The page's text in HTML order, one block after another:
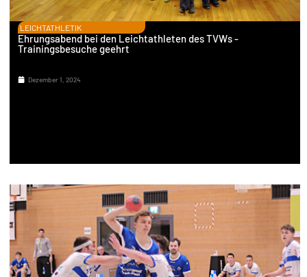
LEICHTATHLETIK
Ehrungsabend bei den Leichtathleten des TVWs -
Trainingsbesuche geehrt
Dezember 1, 2024